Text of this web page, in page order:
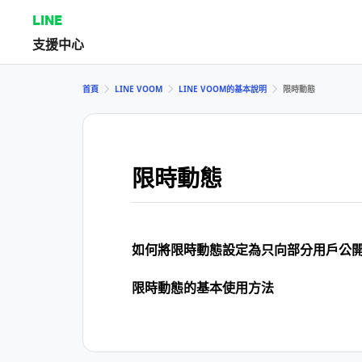
LINE
支援中心
首頁 LINE VOOM LINE VOOM的基本說明 限時動態
限時動態
如何將限時動態設定為只向部分用戶公
限時動態的基本使用方法